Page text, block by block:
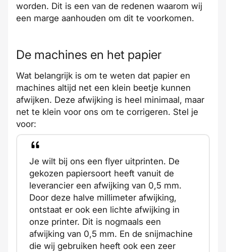
worden. Dit is een van de redenen waarom wij
een marge aanhouden om dit te voorkomen.
De machines en het papier
Wat belangrijk is om te weten dat papier en
machines altijd net een klein beetje kunnen
afwijken. Deze afwijking is heel minimaal, maar
net te klein voor ons om te corrigeren. Stel je
voor:
Je wilt bij ons een flyer uitprinten. De
gekozen papiersoort heeft vanuit de
leverancier een afwijking van 0,5 mm.
Door deze halve millimeter afwijking,
ontstaat er ook een lichte afwijking in
onze printer. Dit is nogmaals een
afwijking van 0,5 mm. En de snijmachine
die wij gebruiken heeft ook een zeer